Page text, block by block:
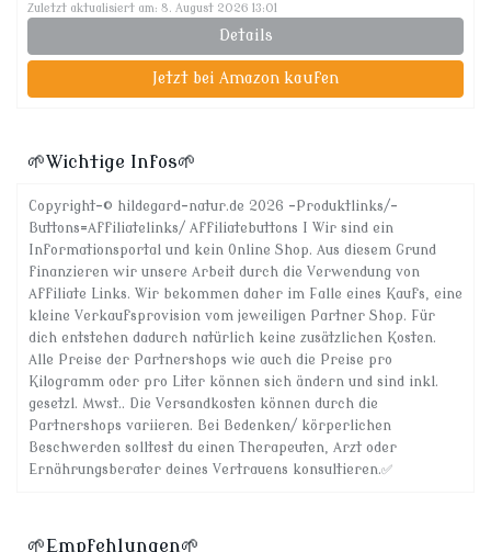
Zuletzt aktualisiert am: 8. August 2026 13:01
Details
Jetzt bei Amazon kaufen
🌱Wichtige Infos🌱
Copyright-© hildegard-natur.de 2026 -Produktlinks/-
Buttons=Affiliatelinks/ Affiliatebuttons I Wir sind ein
Informationsportal und kein Online Shop. Aus diesem Grund
finanzieren wir unsere Arbeit durch die Verwendung von
Affiliate Links. Wir bekommen daher im Falle eines Kaufs, eine
kleine Verkaufsprovision vom jeweiligen Partner Shop. Für
dich entstehen dadurch natürlich keine zusätzlichen Kosten.
Alle Preise der Partnershops wie auch die Preise pro
Kilogramm oder pro Liter können sich ändern und sind inkl.
gesetzl. Mwst.. Die Versandkosten können durch die
Partnershops variieren. Bei Bedenken/ körperlichen
Beschwerden solltest du einen Therapeuten, Arzt oder
Ernährungsberater deines Vertrauens konsultieren.✅
🌱Empfehlungen🌱